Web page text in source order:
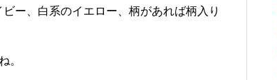
ー、白系のイエロー、柄があれば柄入り
。